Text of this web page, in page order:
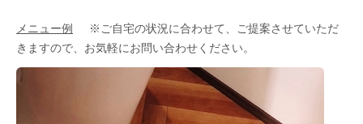
メニュー例 ※ご自宅の状況に合わせて、ご提案させていただ
きますので、お気軽にお問い合わせください。